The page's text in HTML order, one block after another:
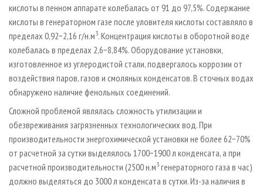
кислоты в пенном аппарате колебалась от 91 до 97,5%. Содержание
кислоты в генераторном газе после уловителя кислоты составляло в
пределах 0,92−2,16 г/н.м3. Концентрация кислоты в оборотной воде
колебалась в пределах 2,6−8,84%. Оборудование установки,
изготовленное из углеродистой стали, подвергалось коррозии от
воздействия паров, газов и смоляных конденсатов. В сточных водах
обнаружено наличие фенольных соединений.
Сложной проблемой являлась сложность утилизации и
обезвреживания загрязненных технологических вод. При
производительности энергохимической установки не более 62−70%
от расчетной за сутки выделялось 1700−1900 л конденсата, а при
расчетной производительности (2500 н.м3 генераторного газа в час)
должно выделяться до 3000 л конденсата в сутки. Из-за наличия в